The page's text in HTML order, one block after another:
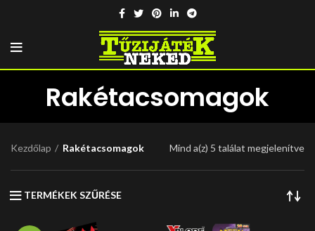
Rakétacsomagok
Kezdőlap Rakétacsomagok Mind a(z) 5 találat megjelenítve
TERMÉKEK SZŰRÉSE